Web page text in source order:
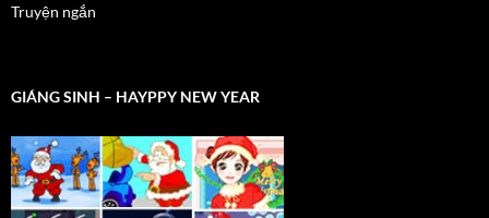
Truyện ngắn
GIÁNG SINH – HAYPPY NEW YEAR